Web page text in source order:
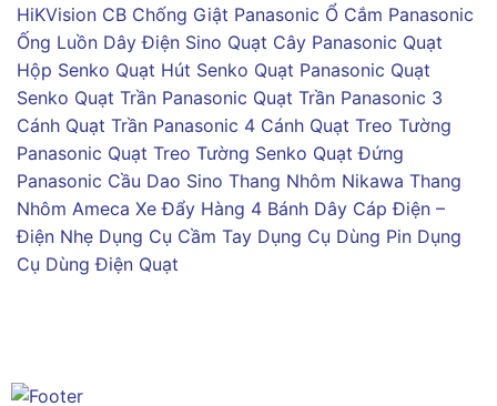
HiKVision CB Chống Giật Panasonic Ổ Cắm Panasonic
Ống Luồn Dây Điện Sino Quạt Cây Panasonic Quạt
Hộp Senko Quạt Hút Senko Quạt Panasonic Quạt
Senko Quạt Trần Panasonic Quạt Trần Panasonic 3
Cánh Quạt Trần Panasonic 4 Cánh Quạt Treo Tường
Panasonic Quạt Treo Tường Senko Quạt Đứng
Panasonic Cầu Dao Sino Thang Nhôm Nikawa Thang
Nhôm Ameca Xe Đẩy Hàng 4 Bánh Dây Cáp Điện –
Điện Nhẹ Dụng Cụ Cầm Tay Dụng Cụ Dùng Pin Dụng
Cụ Dùng Điện Quạt